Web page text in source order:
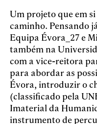
Um projeto que em
caminho. Pensando
Equipa Évora_27 e
também na
com a vice-reitora
para abordar as
Évora, introduzir o
(classificado pela
Imaterial da
instrumento de